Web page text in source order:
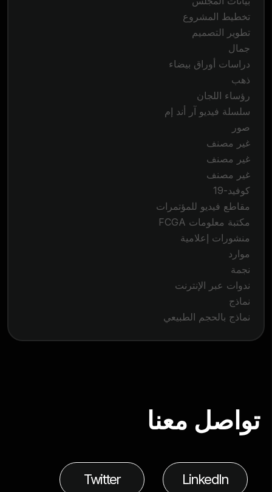
تخطيط المشروع
تطوير التصميم
جمال
دراسات أوراق بيضاء
ذهب
رؤساء اللجان
سلسلة فيديو آر أند إم
صور
غير مصنف
غير مصنف
غير مصنف
كوفيد-19
مقاطع فيديو للمؤتمرات
مكتبة معلومات FCGA
منشورات إعلامية
موارد
نجمة
ندوات عبر الإنترنت
نماذج
نماذج بالحجم الطبيعي
تواصل معنا
LinkedIn
Twitter